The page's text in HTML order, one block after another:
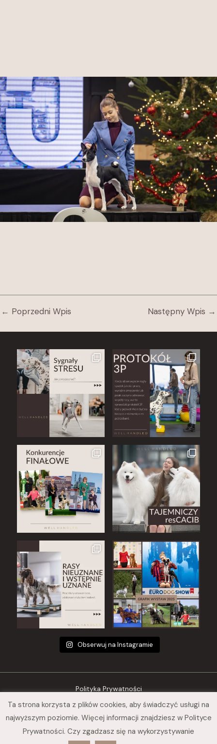
← Poprzedni Wpis Następny Wpis →
Obserwuj na Instagramie
Polityka Prywatności
Regulamin sklepu
© 2026 Nina Szarska Well Handled
Ta strona korzysta z plików cookies, aby świadczyć usługi na
najwyższym poziomie. Więcej informacji znajdziesz w Polityce
Prywatności. Czy zgadzasz się na wykorzystywanie